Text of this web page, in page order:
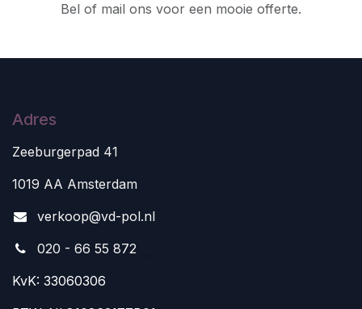
Bel of mail ons voor een mooie offerte.
Adres
Zeeburgerpad 41
1019 AA Amsterdam
verkoop@vd-pol.nl
020 - 66 55 872
KvK: 33060306